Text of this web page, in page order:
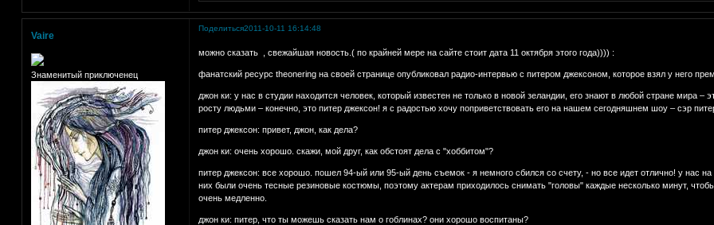
Поделиться2011-10-11 16:14:48
Vaire
Знаменитый приключенец
можно сказать , свежайшая новость.( по крайней мере на сайте стоит дата 11 октября этого года)))) :
фанатский ресурс theonering на своей странице опубликовал радио-интервью с питером джексоном, которое взял у него
джон ки: у нас в студии находится человек, который известен не только в новой зеландии, его знают в любой стране мира
росту людьми – конечно, это питер джексон! я с радостью хочу поприветствовать его на нашем сегодняшнем шоу – сэр
питер джексон: привет, джон, как дела?
джон ки: очень хорошо. скажи, мой друг, как обстоят дела с "хоббитом"?
питер джексон: все хорошо. пошел 94-ый или 95-ый день съемок - я немного сбился со счету, - но все идет отлично! у нас
них были очень тесные резиновые костюмы, поэтому актерам приходилось снимать "головы" каждые несколько минут,
очень медленно.
джон ки: питер, что ты можешь сказать нам о гоблинах? они хорошо воспитаны?